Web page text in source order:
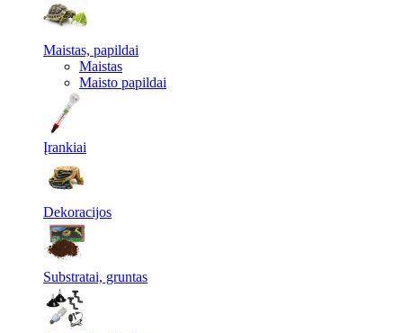
Maistas, papildai
Maistas
Maisto papildai
Įrankiai
Dekoracijos
Substratai, gruntas